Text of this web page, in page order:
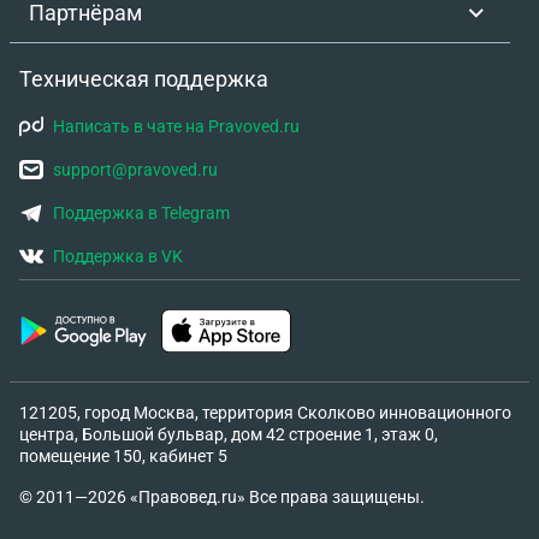
Партнёрам
Техническая поддержка
Написать в чате на Pravoved.ru
support@pravoved.ru
Поддержка в Telegram
Поддержка в VK
121205, город Москва, территория Сколково инновационного
центра, Большой бульвар, дом 42 строение 1, этаж 0,
помещение 150, кабинет 5
© 2011—2026 «Правовед.ru» Все права защищены.